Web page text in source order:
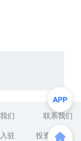
们
联系我们
驻 投资者关系